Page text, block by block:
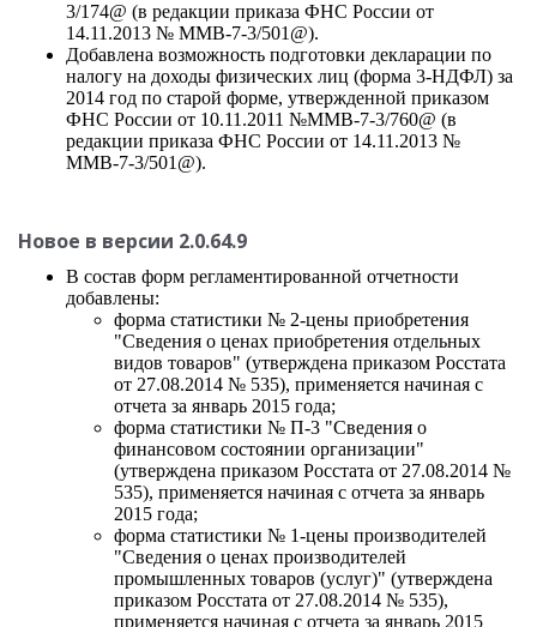
3/174@ (в редакции приказа ФНС России от
14.11.2013 № ММВ-7-3/501@).
Добавлена возможность подготовки декларации по
налогу на доходы физических лиц (форма 3-НДФЛ) за
2014 год по старой форме, утвержденной приказом
ФНС России от 10.11.2011 №ММВ-7-3/760@ (в
редакции приказа ФНС России от 14.11.2013 №
ММВ-7-3/501@).
Новое в версии 2.0.64.9
В состав форм регламентированной отчетности
добавлены:
форма статистики № 2-цены приобретения
"Сведения о ценах приобретения отдельных
видов товаров" (утверждена приказом Росстата
от 27.08.2014 № 535), применяется начиная с
отчета за январь 2015 года;
форма статистики № П-3 "Сведения о
финансовом состоянии организации"
(утверждена приказом Росстата от 27.08.2014 №
535), применяется начиная с отчета за январь
2015 года;
форма статистики № 1-цены производителей
"Сведения о ценах производителей
промышленных товаров (услуг)" (утверждена
приказом Росстата от 27.08.2014 № 535),
применяется начиная с отчета за январь 2015